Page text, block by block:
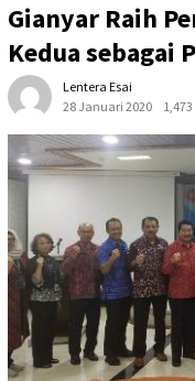
Gianyar Raih
Kedua sebagai
Lentera Esai
28 Januari 2020